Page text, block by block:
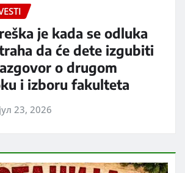
je kada se odluka
da će dete izgubiti
o drugom
i izboru fakulteta
јул 23, 2026